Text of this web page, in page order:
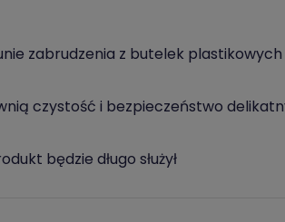
zabrudzenia z butelek
czystość i bezpieczeństwo
będzie długo służył